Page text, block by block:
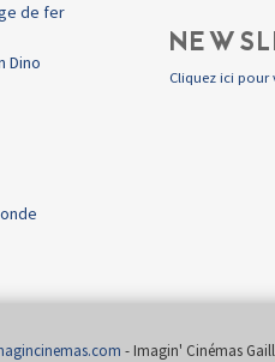
de fer
Dino
Cliquez ici pour
- Imagin' Cinémas